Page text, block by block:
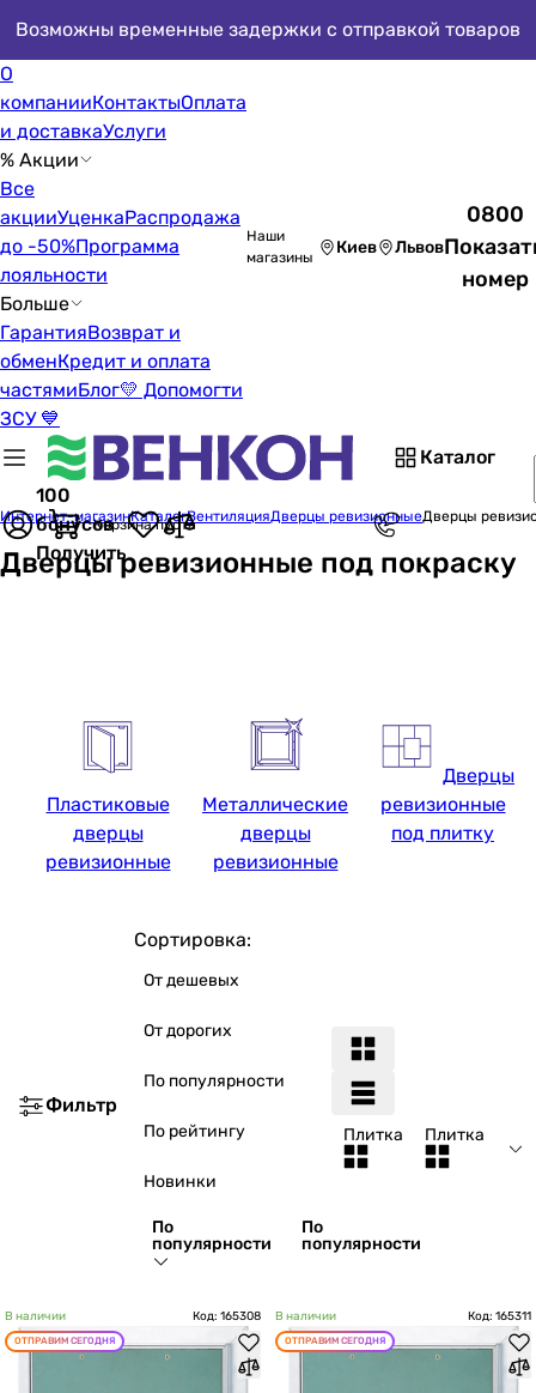
Возможны временные задержки с отправкой товаров
О
компанииКонтактыОплата
и доставкаУслуги
% Акции
Все
акцииУценкаРаспродажа
до -50%Программа
лояльности
Больше
ГарантияВозврат и
обменКредит и оплата
частямиБлог💛 Допомогти
ЗСУ 💙
Наши
магазины
Киев Львов
0800
номер
Каталог
100
бонусов
Получить
Корзина пуста
Интернет-магазинКаталогВентиляцияДверцы ревизионныеДверцы
Дверцы ревизионные под покраску
Пластиковые
дверцы
ревизионные
Металлические
дверцы
ревизионные
Дверцы
ревизионные
под плитку
Фильтр
Сортировка:
От дешевых
От дорогих
По популярности
По рейтингу
Новинки
По
популярности
По
популярности
Плитка Плитка
В наличии Код: 165308
ОТПРАВИМ СЕГОДНЯ
В наличии Код: 165311
ОТПРАВИМ СЕГОДНЯ